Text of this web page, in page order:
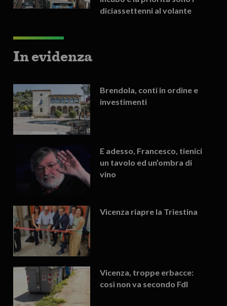
diciassettenni al volante
In evidenza
Brendola, conti in ordine e
investimenti
E adesso, Francesco, tienici
un tavolo ed un’ombra di
vino
Vicenza riapre la Triestina
Vicenza, troppe erbacce:
così non va secondo FdI